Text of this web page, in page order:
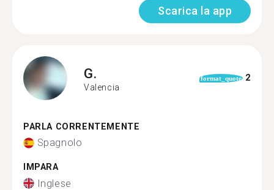
Scarica la app
G.
Valencia
format_quote 2
PARLA CORRENTEMENTE
Spagnolo
IMPARA
Inglese